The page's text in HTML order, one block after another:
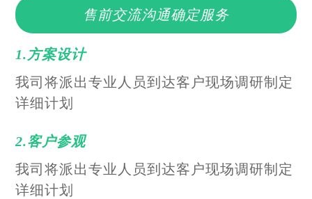
售前交流沟通确定服务
1.方案设计
我司将派出专业人员到达客户现场调研制定
详细计划
2.客户参观
我司将派出专业人员到达客户现场调研制定
详细计划